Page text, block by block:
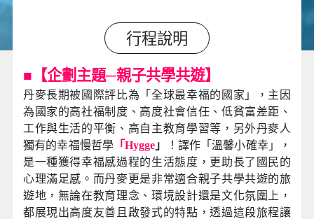
行程說明
■ 【企劃主題─親子共學共遊】
丹麥長期被國際評比為「全球最幸福的國家」，主因
為國家的高社福制度、高度社會信任、低貧富差距、
工作與生活的平衡、高自主教育學習等，另外丹麥人
獨有的幸福慢哲學 「Hygge 」
！譯作「溫馨小確幸」，
是一種獲得幸福感過程的生活態度，更助長了國民的
心理滿足感。而丹麥更是非常適合親子共學共遊的旅
遊地，無論在教育理念、環境設計還是文化氛圍上，
都展現出高度友善且啟發式的特點，透過這段旅程讓